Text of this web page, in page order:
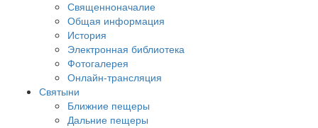
Священноначалие
Общая информация
История
Электронная библиотека
Фотогалерея
Онлайн-трансляция
Святыни
Ближние пещеры
Дальние пещеры